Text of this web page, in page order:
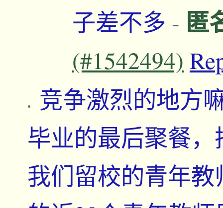
子差不多 - 匿
(#1542494)
竞争激烈的地方
毕业的最后聚餐
我们留校的青年